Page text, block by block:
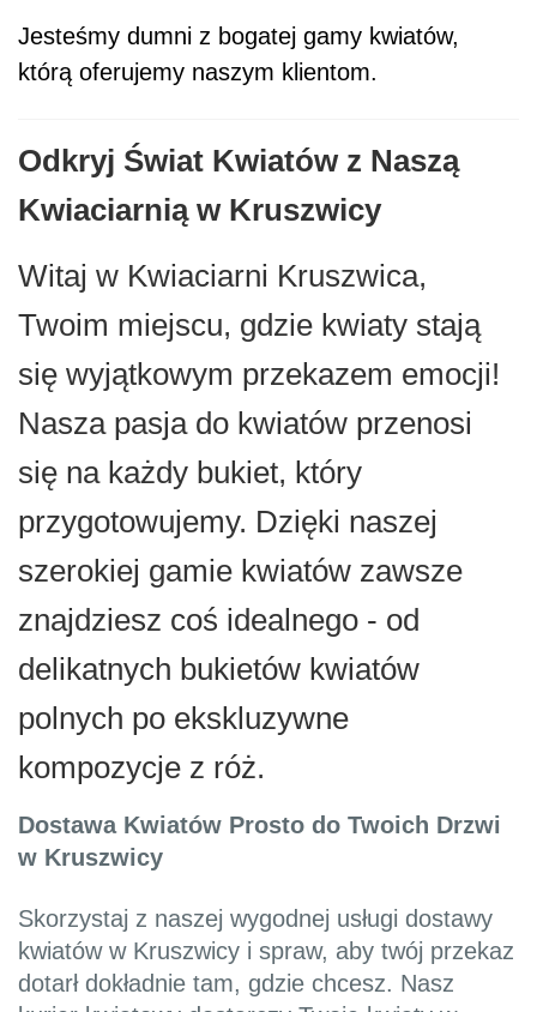
Jesteśmy dumni z bogatej gamy kwiatów,
którą oferujemy naszym klientom.
Odkryj Świat Kwiatów z Naszą
Kwiaciarnią w Kruszwicy
Witaj w Kwiaciarni Kruszwica,
Twoim miejscu, gdzie kwiaty stają
się wyjątkowym przekazem emocji!
Nasza pasja do kwiatów przenosi
się na każdy bukiet, który
przygotowujemy. Dzięki naszej
szerokiej gamie kwiatów zawsze
znajdziesz coś idealnego - od
delikatnych bukietów kwiatów
polnych po ekskluzywne
kompozycje z róż.
Dostawa Kwiatów Prosto do Twoich Drzwi
w Kruszwicy
Skorzystaj z naszej wygodnej usługi dostawy
kwiatów w Kruszwicy i spraw, aby twój przekaz
dotarł dokładnie tam, gdzie chcesz. Nasz